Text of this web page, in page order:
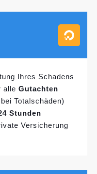
Ihres Schadens
alle Gutachten
Totalschäden)
Stunden
Versicherung